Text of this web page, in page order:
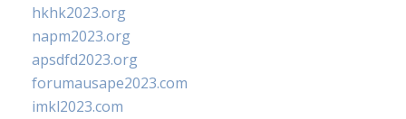
hkhk2023.org
napm2023.org
apsdfd2023.org
forumausape2023.com
imkl2023.com